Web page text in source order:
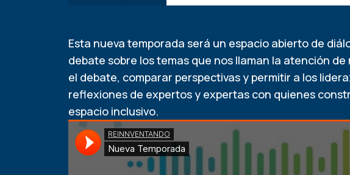
Esta nueva temporada será un espacio abierto de
debate sobre los temas que nos llaman la atención
el debate, comparar perspectivas y permitir a los
reflexiones de expertos y expertas con quienes
espacio inclusivo.